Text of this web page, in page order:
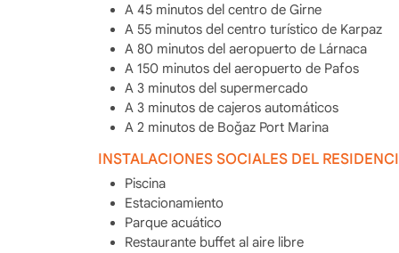
A 45 minutos del centro de Girne
A 55 minutos del centro turístico de Karpaz
A 80 minutos del aeropuerto de Lárnaca
A 150 minutos del aeropuerto de Pafos
A 3 minutos del supermercado
A 3 minutos de cajeros automáticos
A 2 minutos de Boğaz Port Marina
INSTALACIONES SOCIALES DEL
Piscina
Estacionamiento
Parque acuático
Restaurante buffet al aire libre